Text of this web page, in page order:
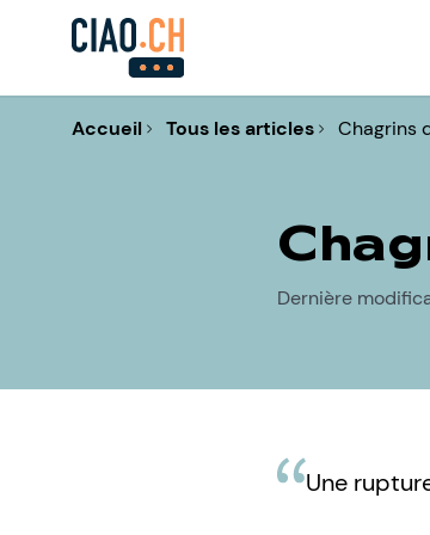
Accueil Tous les articles Chagrins
Dernière
Une